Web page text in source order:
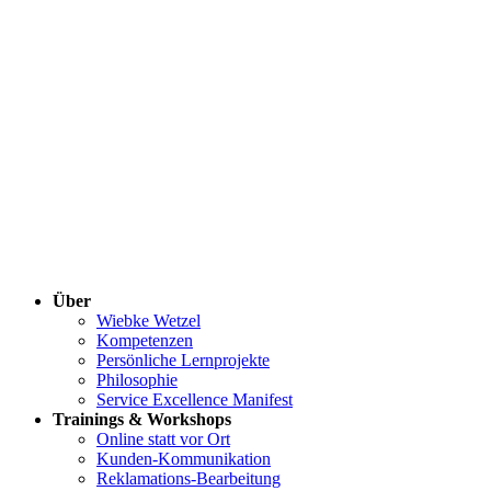
Über
Wiebke Wetzel
Kompetenzen
Persönliche Lernprojekte
Philosophie
Service Excellence Manifest
Trainings & Workshops
Online statt vor Ort
Kunden-Kommunikation
Reklamations-Bearbeitung